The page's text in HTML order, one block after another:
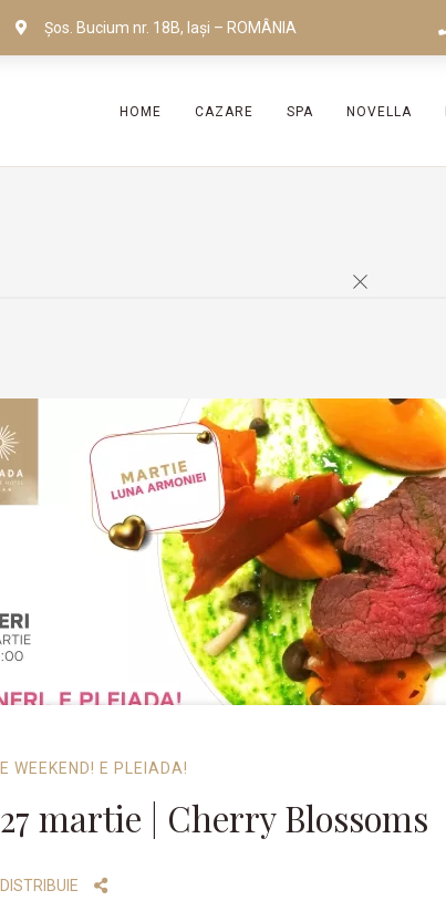
Șos. Bucium nr. 18B, Iași – ROMÂNIA
HOME CAZARE SPA NOVELLA
E WEEKEND! E PLEIADA!
27 martie | Cherry Blossoms
DISTRIBUIE